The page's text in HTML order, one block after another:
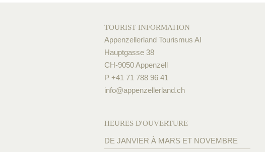
TOURIST INFORMATION
Appenzellerland Tourismus AI
Hauptgasse 38
CH-9050 Appenzell
P +41 71 788 96 41
info@appenzellerland.ch
HEURES D'OUVERTURE
DE JANVIER À MARS ET NOVEMBRE